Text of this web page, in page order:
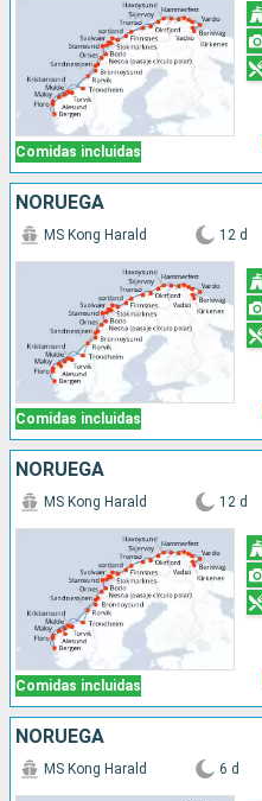
Comidas incluidas
NORUEGA
Comidas incluidas
MS Kong Harald 12 d
NORUEGA
Comidas incluidas
MS Kong Harald 12 d
NORUEGA
MS Kong Harald 6 d